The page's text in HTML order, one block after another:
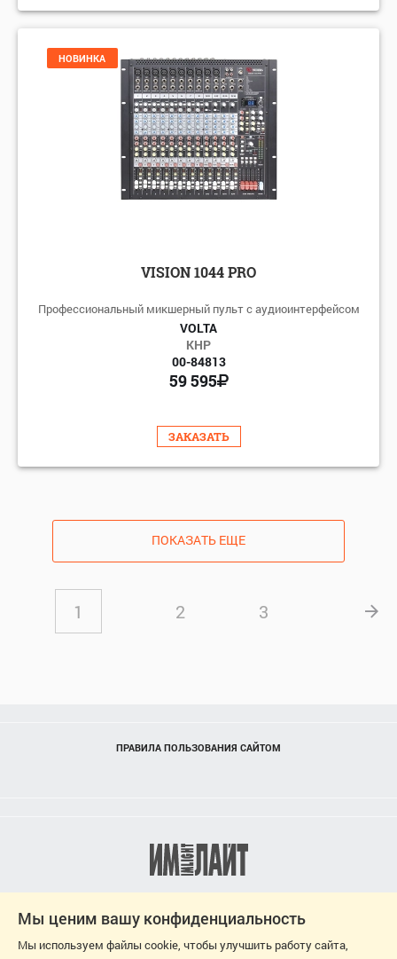
НОВИНКА
VISION 1044 PRO
Профессиональный микшерный пульт с аудиоинтерфейсом
VOLTA
КНР
00-84813
59 595
ЗАКАЗАТЬ
ПОКАЗАТЬ ЕЩЕ
1 2 3
ПРАВИЛА ПОЛЬЗОВАНИЯ САЙТОМ
Мы ценим вашу конфиденциальность
Мы используем файлы cookie, чтобы улучшить работу сайта,